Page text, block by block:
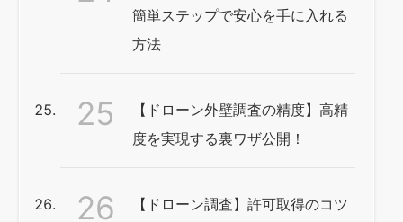
簡単ステップで安心を手に入れる
方法
【ドローン外壁調査の精度】高精
度を実現する裏ワザ公開！
【ドローン調査】許可取得のコツ